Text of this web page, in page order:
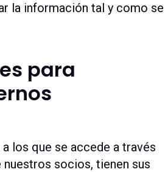
la información tal y como se
para
los que se accede a través
socios, tienen sus